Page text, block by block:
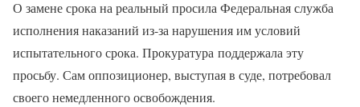
О замене срока на реальный просила Федеральная служба
исполнения наказаний из-за нарушения им условий
испытательного срока. Прокуратура поддержала эту
просьбу. Сам оппозиционер, выступая в суде, потребовал
своего немедленного освобождения.